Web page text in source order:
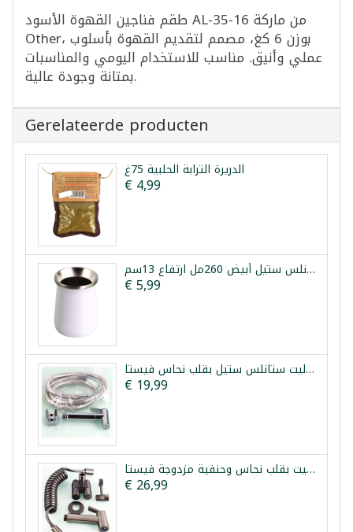
طقم فناجين القهوة الأسود AL-35-16 من ماركة
Other، بوزن 6 كغ، مصمم لتقديم القهوة بأسلوب
عملي وأنيق. مناسب للاستخدام اليومي والمناسبات
بمتانة وجودة عالية.
Gerelateerde producten
الدريرة الترابة الحلبية 75غ
€ 4,99
كوب متة حراري ستانلس ستيل أبيض 260مل ارتفاع 13سم
€ 5,99
شطاف تواليت ستانلس ستيل بقلب نحاس فيستا
€ 19,99
طقم شطاف تواليت بقلب نحاس وحنفية مزدوجة فيستا
€ 26,99